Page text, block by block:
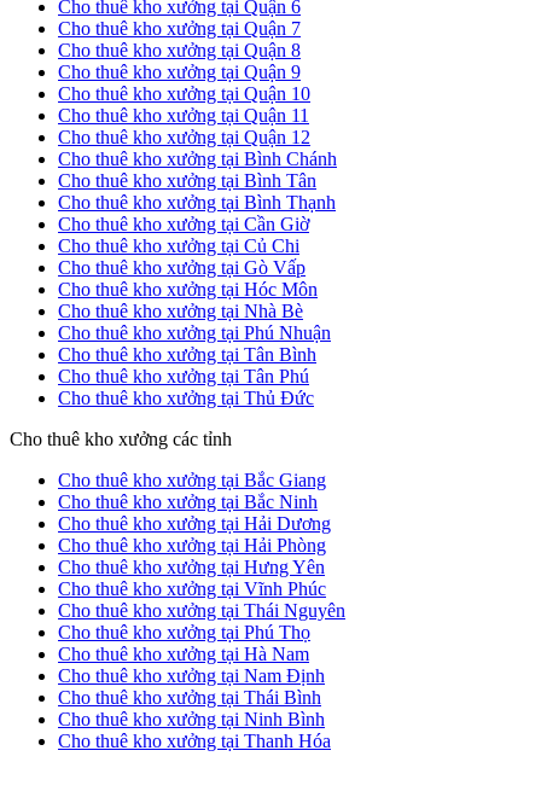
Cho thuê kho xưởng tại Quận 6
Cho thuê kho xưởng tại Quận 7
Cho thuê kho xưởng tại Quận 8
Cho thuê kho xưởng tại Quận 9
Cho thuê kho xưởng tại Quận 10
Cho thuê kho xưởng tại Quận 11
Cho thuê kho xưởng tại Quận 12
Cho thuê kho xưởng tại Bình Chánh
Cho thuê kho xưởng tại Bình Tân
Cho thuê kho xưởng tại Bình Thạnh
Cho thuê kho xưởng tại Cần Giờ
Cho thuê kho xưởng tại Củ Chi
Cho thuê kho xưởng tại Gò Vấp
Cho thuê kho xưởng tại Hóc Môn
Cho thuê kho xưởng tại Nhà Bè
Cho thuê kho xưởng tại Phú Nhuận
Cho thuê kho xưởng tại Tân Bình
Cho thuê kho xưởng tại Tân Phú
Cho thuê kho xưởng tại Thủ Đức
Cho thuê kho xưởng các tỉnh
Cho thuê kho xưởng tại Bắc Giang
Cho thuê kho xưởng tại Bắc Ninh
Cho thuê kho xưởng tại Hải Dương
Cho thuê kho xưởng tại Hải Phòng
Cho thuê kho xưởng tại Hưng Yên
Cho thuê kho xưởng tại Vĩnh Phúc
Cho thuê kho xưởng tại Thái Nguyên
Cho thuê kho xưởng tại Phú Thọ
Cho thuê kho xưởng tại Hà Nam
Cho thuê kho xưởng tại Nam Định
Cho thuê kho xưởng tại Thái Bình
Cho thuê kho xưởng tại Ninh Bình
Cho thuê kho xưởng tại Thanh Hóa